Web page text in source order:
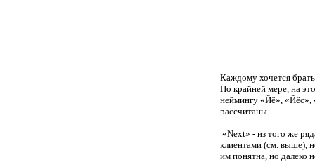
Каждому хочется
По крайней мере, на
неймингу «Йё», «Йёс»,
рассчитаны.
«Next» - из того же
клиентами (см. выше),
им понятна, но далеко